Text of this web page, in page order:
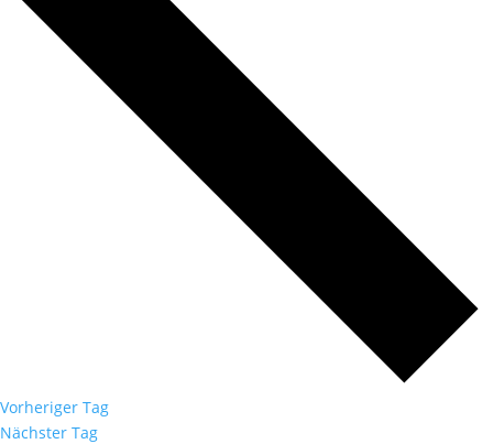
Vorheriger Tag
Nächster Tag